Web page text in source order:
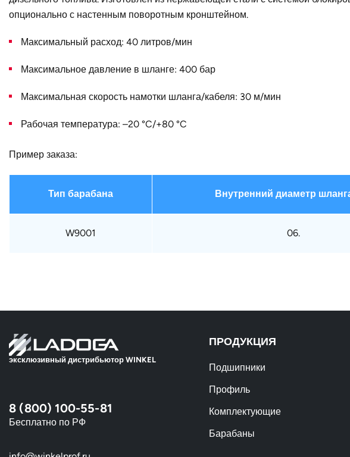
A, мм
Конструктивное исполнение
Наружный диаметр D, мм
Тип крепления (барабан)
опционально с настенным поворотным кронштейном.
Максимальный расход: 40 литров/мин
Максимальное давление в шланге: 400 бар
Максимальная скорость намотки шланга/кабеля: 30 м/мин
Рабочая температура: –20 °C/+80 °C
Пример заказа:
Тип барабана Внутренний диаметр
W9001 06.
эксклюзивный дистрибьютор WINKEL
8 (800) 100-55-81
Бесплатно по РФ
ПРОДУКЦИЯ
Подшипники
Профиль
Комплектующие
Барабаны